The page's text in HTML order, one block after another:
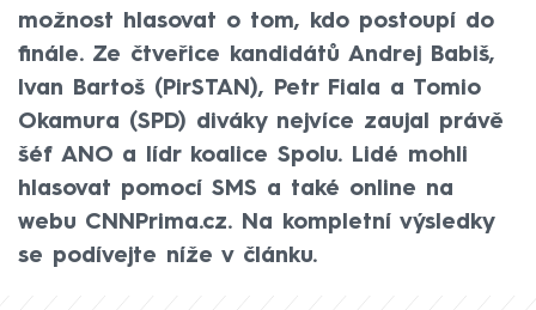
možnost hlasovat o tom, kdo postoupí do
finále. Ze čtveřice kandidátů Andrej Babiš,
Ivan Bartoš (PirSTAN), Petr Fiala a Tomio
Okamura (SPD) diváky nejvíce zaujal právě
šéf ANO a lídr koalice Spolu. Lidé mohli
hlasovat pomocí SMS a také online na
webu CNNPrima.cz. Na kompletní výsledky
se podívejte níže v článku.